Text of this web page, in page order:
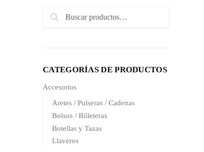
Search
Search
CATEGORÍAS DE PRODUCTOS
Accesorios
Aretes / Pulseras / Cadenas
Bolsos / Billeteras
Botellas y Tazas
Llaveros